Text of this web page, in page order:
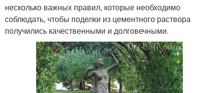
несколько важных правил, которые необходимо
соблюдать, чтобы поделки из цементного раствора
получились качественными и долговечными.